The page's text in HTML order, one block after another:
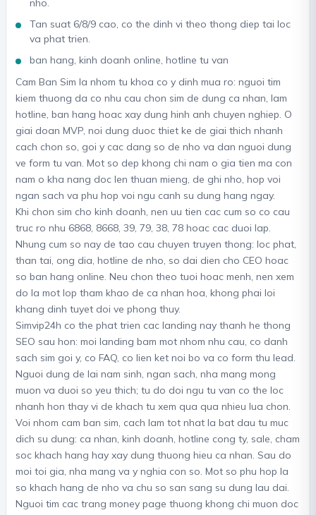
nho.
Tan suat 6/8/9 cao, co the dinh vi theo thong diep tai loc
va phat trien.
ban hang, kinh doanh online, hotline tu van
Cam Ban Sim la nhom tu khoa co y dinh mua ro: nguoi tim
kiem thuong da co nhu cau chon sim de dung ca nhan, lam
hotline, ban hang hoac xay dung hinh anh chuyen nghiep. O
giai doan MVP, noi dung duoc thiet ke de giai thich nhanh
cach chon so, goi y cac dang so de nho va dan nguoi dung
ve form tu van. Mot so dep khong chi nam o gia tien ma con
nam o kha nang doc len thuan mieng, de ghi nho, hop voi
ngan sach va phu hop voi ngu canh su dung hang ngay.
Khi chon sim cho kinh doanh, nen uu tien cac cum so co cau
truc ro nhu 6868, 8668, 39, 79, 38, 78 hoac cac duoi lap.
Nhung cum so nay de tao cau chuyen truyen thong: loc phat,
than tai, ong dia, hotline de nho, so dai dien cho CEO hoac
so ban hang online. Neu chon theo tuoi hoac menh, nen xem
do la mot lop tham khao de ca nhan hoa, khong phai loi
khang dinh tuyet doi ve phong thuy.
Simvip24h co the phat trien cac landing nay thanh he thong
SEO sau hon: moi landing bam mot nhom nhu cau, co danh
sach sim goi y, co FAQ, co lien ket noi bo va co form thu lead.
Nguoi dung de lai nam sinh, ngan sach, nha mang mong
muon va duoi so yeu thich; tu do doi ngu tu van co the loc
nhanh hon thay vi de khach tu xem qua qua nhieu lua chon.
Voi nhom cam ban sim, cach lam tot nhat la bat dau tu muc
dich su dung: ca nhan, kinh doanh, hotline cong ty, sale, cham
soc khach hang hay xay dung thuong hieu ca nhan. Sau do
moi toi gia, nha mang va y nghia con so. Mot so phu hop la
so khach hang de nho va chu so san sang su dung lau dai.
Nguoi tim cac trang money page thuong khong chi muon doc